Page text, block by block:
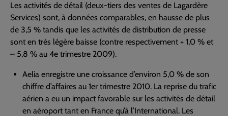
Les activités de détail (deux-tiers des ventes de Lagardère
Services) sont, à données comparables, en hausse de plus
de 3,5 % tandis que les activités de distribution de presse
sont en très légère baisse (contre respectivement + 1,0 % et
– 5,8 % au 4e trimestre 2009).
Aelia enregistre une croissance d’environ 5,0 % de son
chiffre d’affaires au 1er trimestre 2010. La reprise du trafic
aérien a eu un impact favorable sur les activités de détail
en aéroport tant en France qu’à l’International. Les